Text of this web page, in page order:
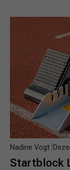
Startblock
Nadine Vogt